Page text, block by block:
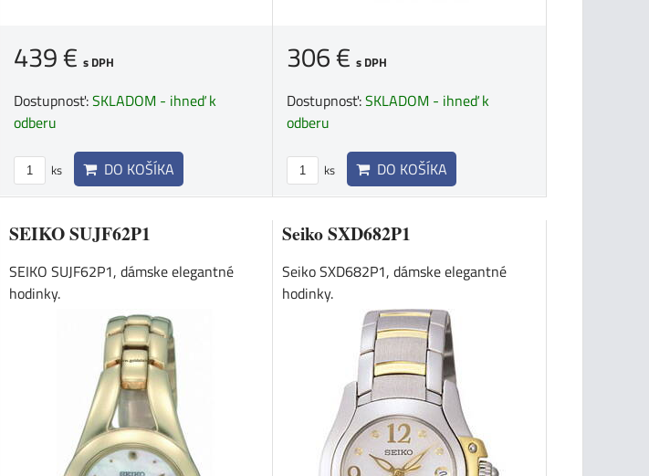
439 € s DPH
Dostupnosť:SKLADOM - ihneď k
odberu
ks DO KOŠÍKA
306 €s DPH
Dostupnosť:SKLADOM - ihneď k
odberu
ks DO KOŠÍKA
SEIKO SUJF62P1
SEIKO SUJF62P1, dámske elegantné
hodinky.
Seiko SXD682P1
Seiko SXD682P1, dámske elegantné
hodinky.